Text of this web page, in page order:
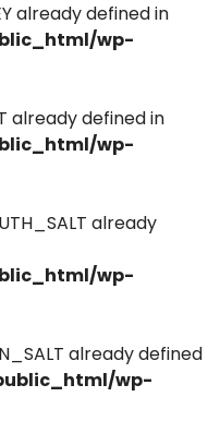
already defined in
wp-
already defined in
wp-
already
wp-
already defined
wp-